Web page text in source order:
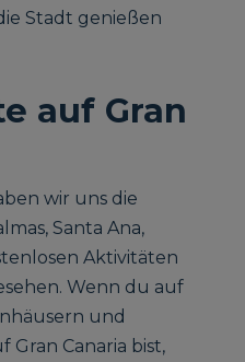
Stadt genießen
auf Gran
wir uns die
Santa Ana,
Aktivitäten
Wenn du auf
und
Canaria bist,